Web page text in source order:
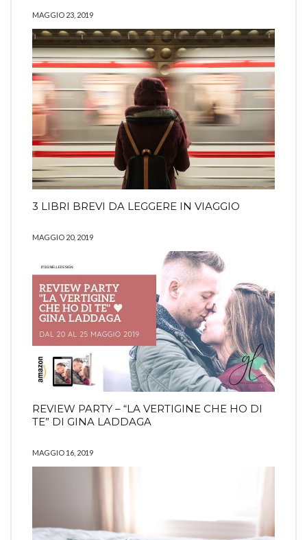
MAGGIO 23, 2019
3 LIBRI BREVI DA LEGGERE IN VIAGGIO
MAGGIO 20, 2019
REVIEW PARTY – “LA VERTIGINE CHE HO DI
TE” DI GINA LADDAGA
MAGGIO 16, 2019